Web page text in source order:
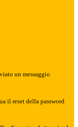
un messaggio
il reset della password